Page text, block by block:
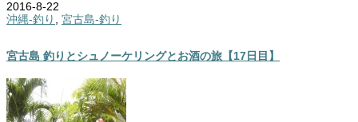
2016-8-22
沖縄-釣り
宮古島-釣り
宮古島 釣りとシュノーケリングとお酒の旅【17日目】